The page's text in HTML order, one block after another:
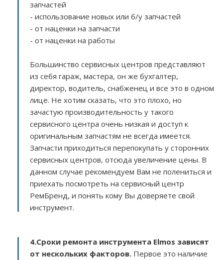
запчастей
- использование новых или б/у запчастей
- от наценки на запчасти
- от наценки на работы
Большинство сервисных центров представляют
из себя гараж, мастера, он же бухгалтер,
директор, водитель, снабженец и все это в одном
лице. Не хотим сказать, что это плохо, но
зачастую производительность у такого
сервисного центра очень низкая и доступ к
оригинальным запчастям не всегда имеется.
Запчасти приходиться перепокупать у сторонних
сервисных центров, отсюда увеличение цены. В
данном случае рекомендуем Вам не полениться и
приехать посмотреть на сервисный центр
РемБренд, и понять кому Вы доверяете свой
инструмент.
4.Сроки ремонта инструмента Elmos зависят
от нескольких факторов. Первое это наличие